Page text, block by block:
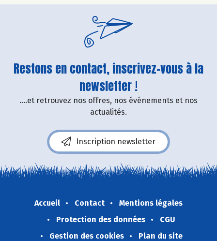
Restons en contact, inscrivez-vous à la
newsletter !
....et retrouvez nos offres, nos événements et nos
actualités.
Inscription newsletter
Accueil Contact
Mentions légales
Protection des données
CGU
Gestion des cookies
Plan du site